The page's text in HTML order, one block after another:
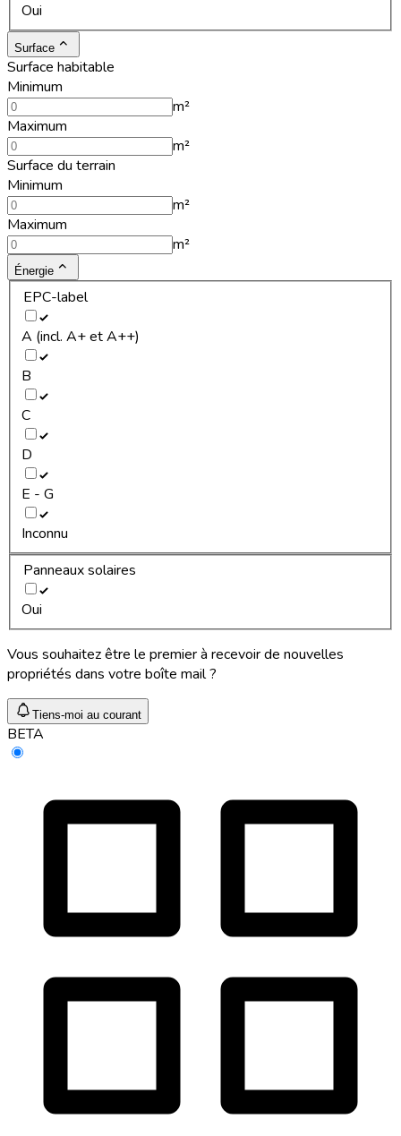
Oui
Surface
Surface habitable
Minimum
m²
Maximum
m²
Surface du terrain
Minimum
m²
Maximum
m²
Énergie
EPC-label
A (incl. A+ et A++)
B
C
D
E - G
Inconnu
Panneaux solaires
Oui
Vous souhaitez être le premier à recevoir de nouvelles
propriétés dans votre boîte mail ?
Tiens-moi au courant
BETA